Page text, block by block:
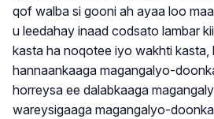
qof walba si gooni ah ayaa loo
u leedahay inaad codsato lambar
kasta ha noqotee iyo wakhti kasta,
hannaankaaga magangalyo-
horreysa ee dalabkaaga
wareysigaaga magangalyo-